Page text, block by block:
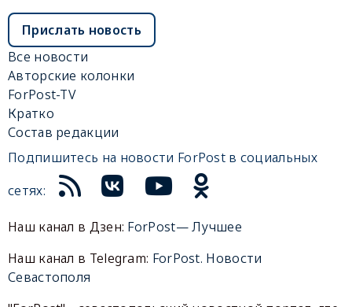
Прислать новость
Все новости
Авторские колонки
ForPost-TV
Кратко
Состав редакции
Подпишитесь на новости ForPost в социальных
сетях:
Наш канал в Дзен: ForPost— Лучшее
Наш канал в Telegram: ForPost. Новости
Севастополя